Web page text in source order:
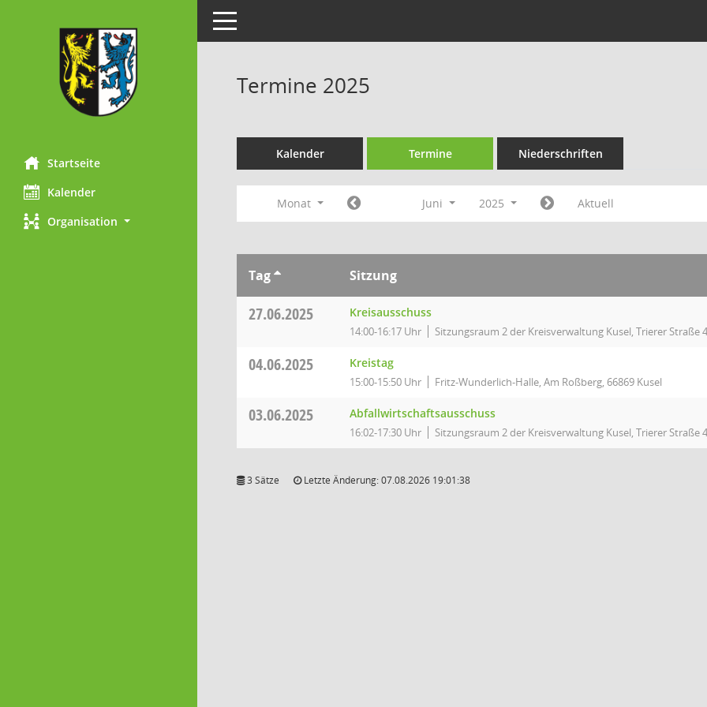
Startseite
Kalender
Organisation
Toggle navigation
Termine 2025
Kalender Termine Niederschriften
Monat Juni 2025 Aktuell
Tag Sitzung
27.06.2025 Kreisausschuss
14:00-16:17 Uhr Sitzungsraum 2 der Kreisverwaltung Kusel, Trierer Straße
04.06.2025 Kreistag
15:00-15:50 Uhr Fritz-Wunderlich-Halle, Am Roßberg, 66869 Kusel
03.06.2025 Abfallwirtschaftsausschuss
16:02-17:30 Uhr Sitzungsraum 2 der Kreisverwaltung Kusel, Trierer Straße
3 Sätze Letzte Änderung: 07.08.2026 19:01:38